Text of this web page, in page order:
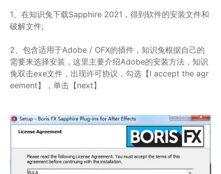
1、在知识兔下载Sapphire 2021，得到软件的安装文件和
破解文件;
2、包含适用于Adobe / OFX的插件，知识兔根据自己的
需要来选择安装，这里主要介绍Adobe的安装方法，知识
兔双击exe文件，出现许可协议，勾选【I accept the agr
eement】，单击【next】